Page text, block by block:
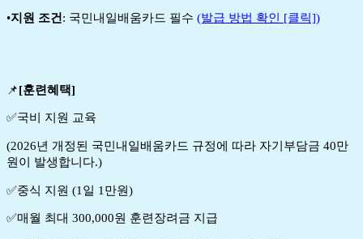
•지원 조건: 국민내일배움카드 필수 (발급 방법 확인 [클릭])
📌[훈련혜택]
✅국비 지원 교육
(2026년 개정된 국민내일배움카드 규정에 따라 자기부담금 40만
원이 발생합니다.)
✅중식 지원 (1일 1만원)
✅매월 최대 300,000원 훈련장려금 지급